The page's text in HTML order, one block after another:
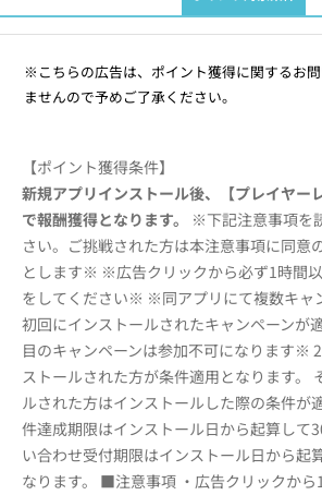
※こちらの広告は、ポイント獲得に関するお
ませんので予めご了承ください。
【ポイント獲得条件】
新規アプリインストール後、【プレイヤー
で報酬獲得となります。
※下記注意事項を
さい。ご挑戦された方は本注意事項に同意
とします※ ※広告クリックから必ず1時間
をしてください※ ※同アプリにて複数キャ
初回にインストールされたキャンペーン
目のキャンペーンは参加不可になります※
ストールされた方が条件適用となります。
ルされた方はインストールした際の条件が
件達成期限はインストール日から起算して
い合わせ受付期限はインストール日から起
なります。 ■注意事項 ・広告クリックか